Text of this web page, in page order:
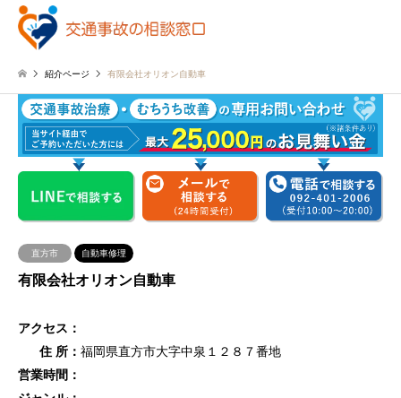
紹介ページ 有限会社オリオン自動車
直方市 自動車修理
有限会社オリオン自動車
アクセス：
住 所： 福岡県直方市大字中泉１２８７番地
営業時間：